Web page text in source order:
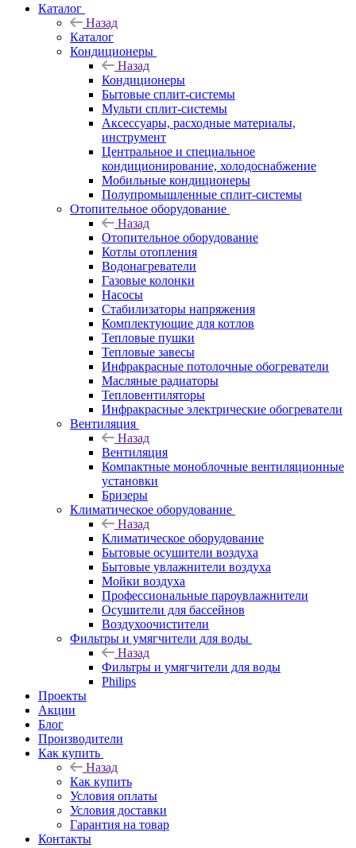
Каталог
Назад
Каталог
Кондиционеры
Назад
Кондиционеры
Бытовые сплит-системы
Мульти сплит-системы
Аксессуары, расходные материалы,
инструмент
Центральное и специальное
кондиционирование, холодоснабжение
Мобильные кондиционеры
Полупромышленные сплит-системы
Отопительное оборудование
Назад
Отопительное оборудование
Котлы отопления
Водонагреватели
Газовые колонки
Насосы
Стабилизаторы напряжения
Комплектующие для котлов
Тепловые пушки
Тепловые завесы
Инфракрасные потолочные обогреватели
Масляные радиаторы
Тепловентиляторы
Инфракрасные электрические обогреватели
Вентиляция
Назад
Вентиляция
Компактные моноблочные вентиляционные
установки
Бризеры
Климатическое оборудование
Назад
Климатическое оборудование
Бытовые осушители воздуха
Бытовые увлажнители воздуха
Мойки воздуха
Профессиональные пароувлажнители
Осушители для бассейнов
Воздухоочистители
Фильтры и умягчители для воды
Назад
Фильтры и умягчители для воды
Philips
Проекты
Акции
Блог
Производители
Как купить
Назад
Как купить
Условия оплаты
Условия доставки
Гарантия на товар
Контакты